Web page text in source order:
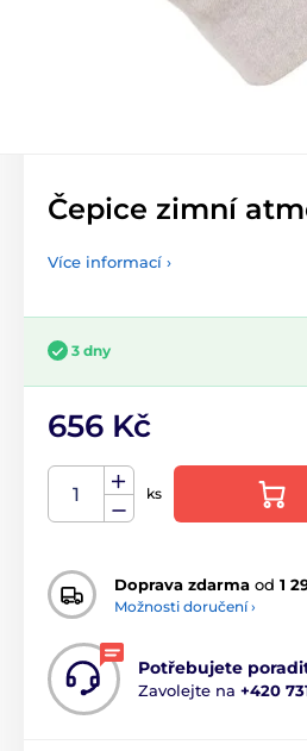
Čepice zimní
Více informací ›
3 dny
656 Kč
ks
Doprava zdarma od 1
Možnosti doručení ›
Potřebujete
Zavolejte na +420